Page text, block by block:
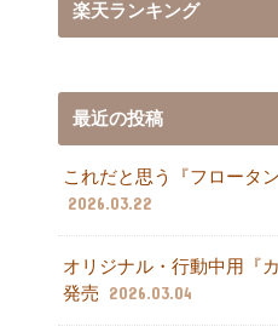
楽天ランキング
最近の投稿
これだと思う『フロータ
2026.03.22
オリジナル・行動中用『
発売
2026.03.04